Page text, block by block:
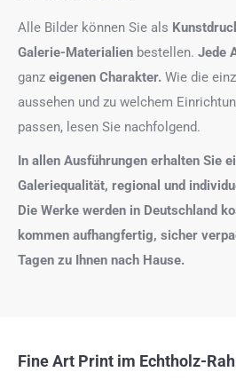
Alle Bilder können Sie als
Galerie-Materialien bestellen. Jede
ganz eigenen Charakter. Wie die
aussehen und zu welchem
passen, lesen Sie nachfolgend.
In allen Ausführungen erhalten Sie
Galeriequalität, regional und
Die Werke werden in Deutschland
kommen aufhangfertig, sicher
Tagen zu Ihnen nach Hause.
Fine Art Print im Echtholz-